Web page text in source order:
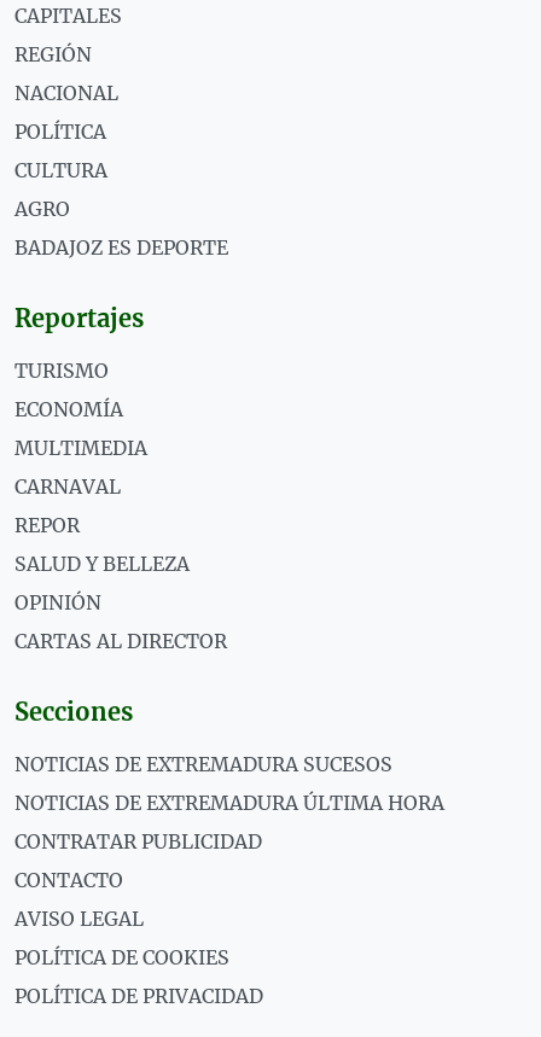
CAPITALES
REGIÓN
NACIONAL
POLÍTICA
CULTURA
AGRO
BADAJOZ ES DEPORTE
Reportajes
TURISMO
ECONOMÍA
MULTIMEDIA
CARNAVAL
REPOR
SALUD Y BELLEZA
OPINIÓN
CARTAS AL DIRECTOR
Secciones
NOTICIAS DE EXTREMADURA SUCESOS
NOTICIAS DE EXTREMADURA ÚLTIMA HORA
CONTRATAR PUBLICIDAD
CONTACTO
AVISO LEGAL
POLÍTICA DE COOKIES
POLÍTICA DE PRIVACIDAD